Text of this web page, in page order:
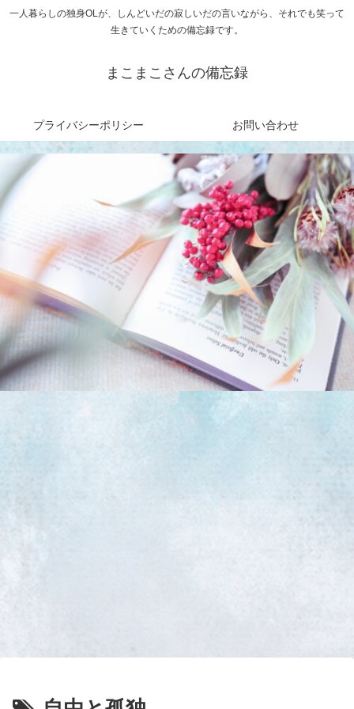
一人暮らしの独身OLが、しんどいだの寂しいだの言いながら、それでも笑って
生きていくための備忘録です。
まこまこさんの備忘録
プライバシーポリシー お問い合わせ